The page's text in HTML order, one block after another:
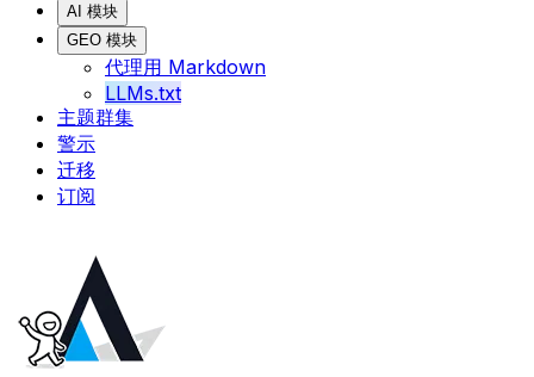
AI 模块
GEO 模块
代理用 Markdown
LLMs.txt
主题群集
警示
迁移
订阅